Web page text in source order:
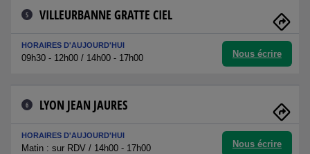
5 VILLEURBANNE GRATTE CIEL
HORAIRES D'AUJOURD'HUI
09h30 - 12h00 / 14h00 - 17h00 Nous écrire
6 LYON JEAN JAURES
HORAIRES D'AUJOURD'HUI
Matin : sur RDV / 14h00 - 17h00 Nous écrire